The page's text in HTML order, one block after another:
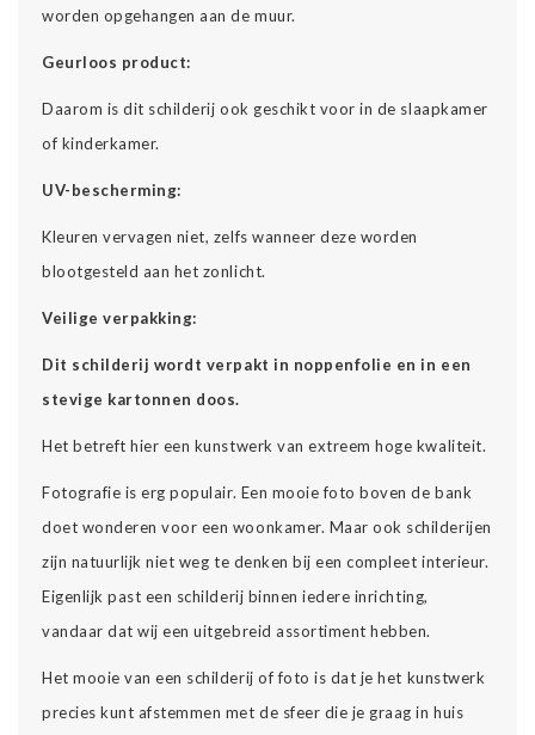
worden opgehangen aan de muur.
Geurloos product:
Daarom is dit schilderij ook geschikt voor in de slaapkamer
of kinderkamer.
UV-bescherming:
Kleuren vervagen niet, zelfs wanneer deze worden
blootgesteld aan het zonlicht.
Veilige verpakking:
Dit schilderij wordt verpakt in noppenfolie en in een
stevige kartonnen doos.
Het betreft hier een kunstwerk van extreem hoge kwaliteit.
Fotografie is erg populair. Een mooie foto boven de bank
doet wonderen voor een woonkamer. Maar ook schilderijen
zijn natuurlijk niet weg te denken bij een compleet interieur.
Eigenlijk past een schilderij binnen iedere inrichting,
vandaar dat wij een uitgebreid assortiment hebben.
Het mooie van een schilderij of foto is dat je het kunstwerk
precies kunt afstemmen met de sfeer die je graag in huis